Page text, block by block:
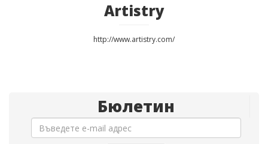
Artistry
http://www.artistry.com/
Бюлетин